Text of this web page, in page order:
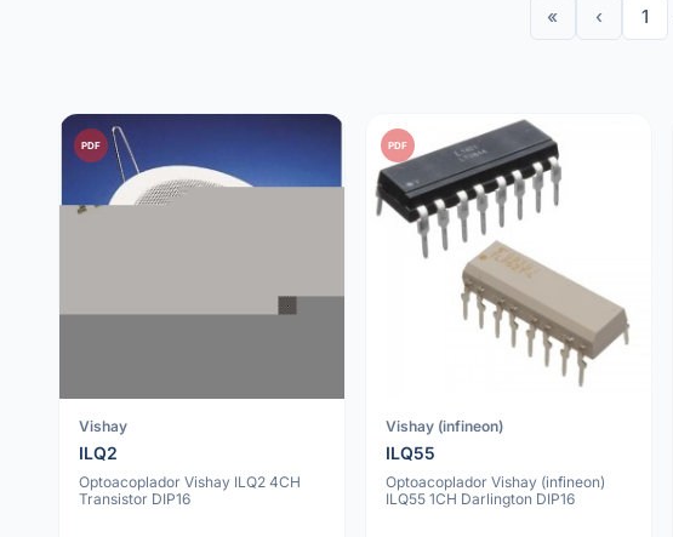
« ‹ 1
PDF
Vishay
ILQ2
Optoacoplador Vishay ILQ2 4CH
Transistor DIP16
PDF
Vishay (infineon)
ILQ55
Optoacoplador Vishay (infineon)
ILQ55 1CH Darlington DIP16